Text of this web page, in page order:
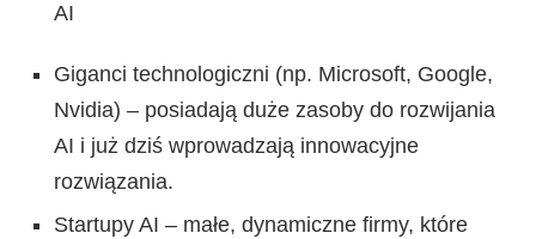
AI
Giganci technologiczni (np. Microsoft, Google,
Nvidia) – posiadają duże zasoby do rozwijania
AI i już dziś wprowadzają innowacyjne
rozwiązania.
Startupy AI – małe, dynamiczne firmy, które